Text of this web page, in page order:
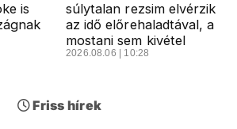
is
súlytalan rezsim elvérzik
az idő előrehaladtával, a
mostani sem kivétel
2026.08.06 | 10:28
Friss hírek